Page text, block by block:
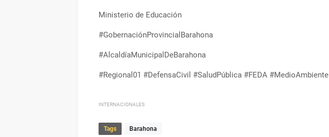
Ministerio de Educación
#GobernaciónProvincialBarahona
#AlcaldíaMunicipalDeBarahona
#Regional01 #DefensaCivil #SaludPública #FEDA #MedioAmbiente
INTERNACIONALES
Tags Barahona